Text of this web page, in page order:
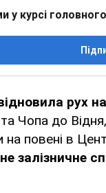
у курсі
рух
Чопа до
повені в
залізничне